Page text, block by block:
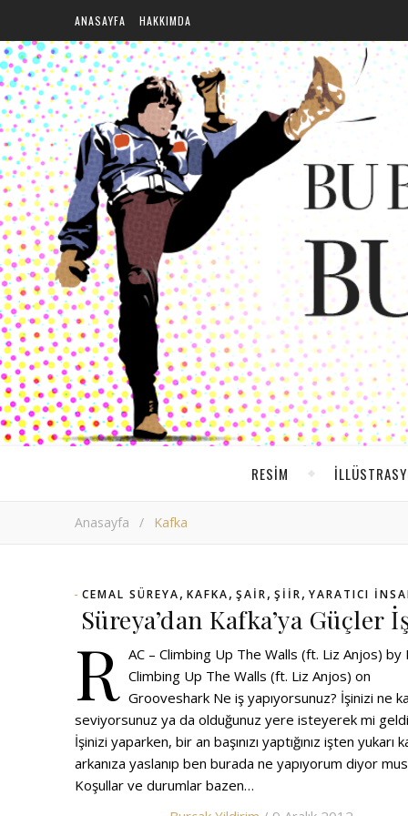
ANASAYFA HAKKIMDA
RESIM
Anasayfa / Kafka
CEMAL SÜREYA, KAFKA, ŞAIR, ŞIIR, YARATICI
Süreya’dan Kafka’ya Güçler
R AC – Climbing Up The Walls (ft. Liz Anjos) by
Climbing Up The Walls (ft. Liz Anjos) on
Grooveshark Ne iş yapıyorsunuz? İşinizi ne
seviyorsunuz ya da olduğunuz yere isteyerek mi
İşinizi yaparken, bir an başınızı yaptığınız işten yukarı
arkanıza yaslanıp ben burada ne yapıyorum diyor
Koşullar ve durumlar bazen…